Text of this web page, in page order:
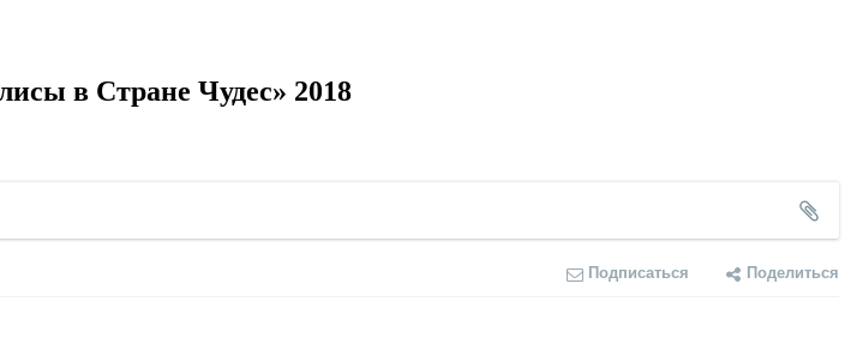
в Стране Чудес» 2018
Подписаться Поделиться